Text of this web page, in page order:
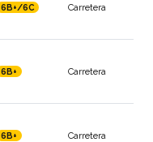
6B+/6C Carretera
6B+ Carretera
6B+ Carretera